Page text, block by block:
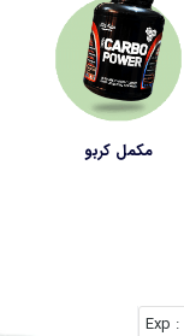
مکمل کربو
: Exp